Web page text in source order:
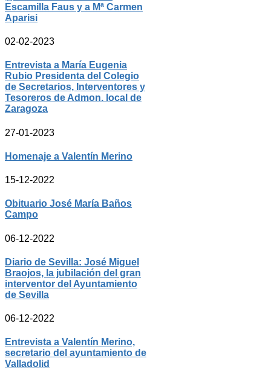
Escamilla Faus y a Mª Carmen
Aparisi
02-02-2023
Entrevista a María Eugenia
Rubio Presidenta del Colegio
de Secretarios, Interventores y
Tesoreros de Admon. local de
Zaragoza
27-01-2023
Homenaje a Valentín Merino
15-12-2022
Obituario José María Baños
Campo
06-12-2022
Diario de Sevilla: José Miguel
Braojos, la jubilación del gran
interventor del Ayuntamiento
de Sevilla
06-12-2022
Entrevista a Valentín Merino,
secretario del ayuntamiento de
Valladolid